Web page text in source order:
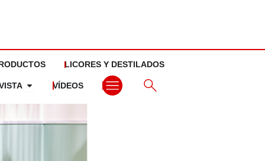
LICORES Y DESTILADOS
Abrir La revista
VÍDEOS